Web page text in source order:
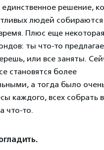
решение,
людей
Плюс еще некоторая
ты что-то
или все заняты.
становятся более
а тогда было
каждого, всех собрать
что-то.